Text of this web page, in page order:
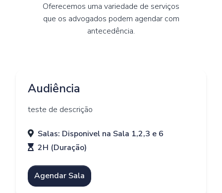
Oferecemos uma variedade de serviços
que os advogados podem agendar com
antecedência.
Audiência
teste de descrição
Salas: Disponivel na Sala 1,2,3 e 6
2H (Duração)
Agendar Sala